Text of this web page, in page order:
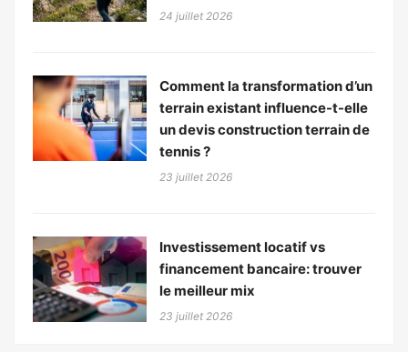
24 juillet 2026
Comment la transformation d’un
terrain existant influence-t-elle
un devis construction terrain de
tennis ?
23 juillet 2026
Investissement locatif vs
financement bancaire: trouver
le meilleur mix
23 juillet 2026